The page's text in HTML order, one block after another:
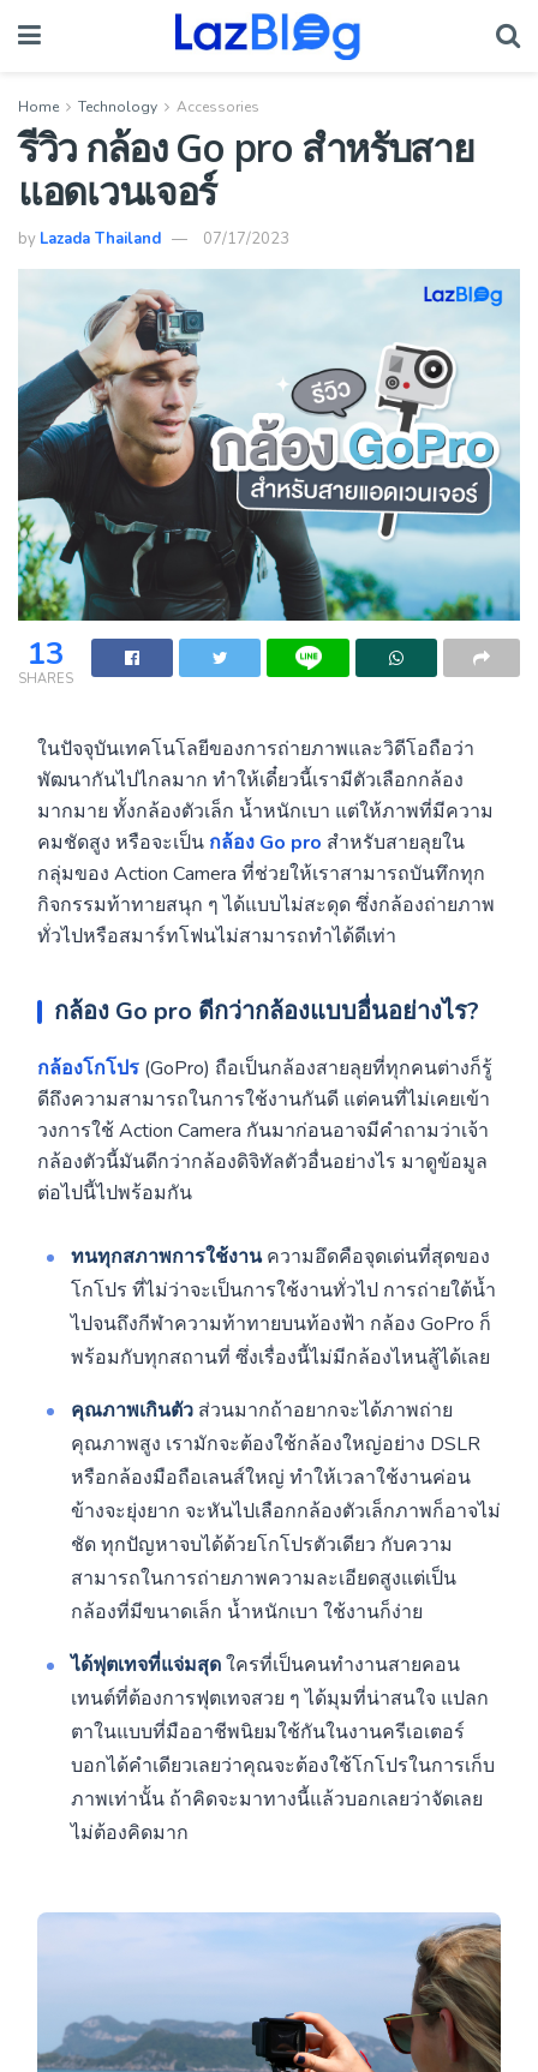
Home Technology Accessories
รีวิว กล้อง Go pro สำหรับสาย
แอดเวนเจอร์
by Lazada Thailand 07/17/2023
13
SHARES
ในปัจจุบันเทคโนโลยีของการถ่ายภาพและวิดีโอถือว่า
พัฒนากันไปไกลมาก ทำให้เดี๋ยวนี้เรามีตัวเลือกกล้อง
มากมาย ทั้งกล้องตัวเล็ก น้ำหนักเบา แต่ให้ภาพที่มีความ
คมชัดสูง หรือจะเป็น กล้อง Go pro สำหรับสายลุยใน
กลุ่มของ Action Camera ที่ช่วยให้เราสามารถบันทึกทุก
กิจกรรมท้าทายสนุก ๆ ได้แบบไม่สะดุด ซึ่งกล้องถ่ายภาพ
ทั่วไปหรือสมาร์ทโฟนไม่สามารถทำได้ดีเท่า
กล้อง Go pro ดีกว่ากล้องแบบอื่นอย่างไร?
กล้องโกโปร (GoPro) ถือเป็นกล้องสายลุยที่ทุกคนต่างก็รู้
ดีถึงความสามารถในการใช้งานกันดี แต่คนที่ไม่เคยเข้า
วงการใช้ Action Camera กันมาก่อนอาจมีคำถามว่าเจ้า
กล้องตัวนี้มันดีกว่ากล้องดิจิทัลตัวอื่นอย่างไร มาดูข้อมูล
ต่อไปนี้ไปพร้อมกัน
ทนทุกสภาพการใช้งานความอึดคือจุดเด่นที่สุดของ
โกโปร ที่ไม่ว่าจะเป็นการใช้งานทั่วไป การถ่ายใต้น้ำ
ไปจนถึงกีฬาความท้าทายบนท้องฟ้า กล้อง GoPro ก็
พร้อมกับทุกสถานที่ ซึ่งเรื่องนี้ไม่มีกล้องไหนสู้ได้เลย
คุณภาพเกินตัว ส่วนมากถ้าอยากจะได้ภาพถ่าย
คุณภาพสูง เรามักจะต้องใช้กล้องใหญ่อย่าง DSLR
หรือกล้องมือถือเลนส์ใหญ่ ทำให้เวลาใช้งานค่อน
ข้างจะยุ่งยาก จะหันไปเลือกกล้องตัวเล็กภาพก็อาจไม่
ชัด ทุกปัญหาจบได้ด้วยโกโปรตัวเดียว กับความ
สามารถในการถ่ายภาพความละเอียดสูงแต่เป็น
กล้องที่มีขนาดเล็ก น้ำหนักเบา ใช้งานก็ง่าย
ได้ฟุตเทจที่แจ่มสุดใครที่เป็นคนทำงานสายคอน
เทนต์ที่ต้องการฟุตเทจสวย ๆ ได้มุมที่น่าสนใจ แปลก
ตาในแบบที่มืออาชีพนิยมใช้กันในงานครีเอเตอร์
บอกได้คำเดียวเลยว่าคุณจะต้องใช้โกโปรในการเก็บ
ภาพเท่านั้น ถ้าคิดจะมาทางนี้แล้วบอกเลยว่าจัดเลย
ไม่ต้องคิดมาก